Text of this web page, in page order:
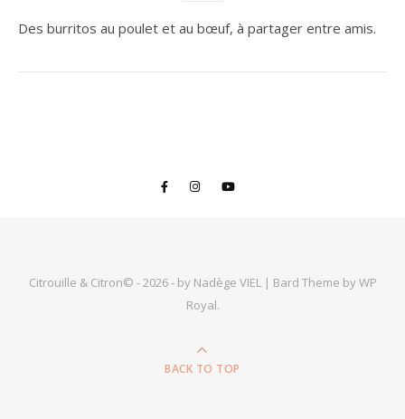
Des burritos au poulet et au bœuf, à partager entre amis.
Citrouille & Citron© - 2026 - by Nadège VIEL | Bard Theme byWP
Royal.
BACK TO TOP